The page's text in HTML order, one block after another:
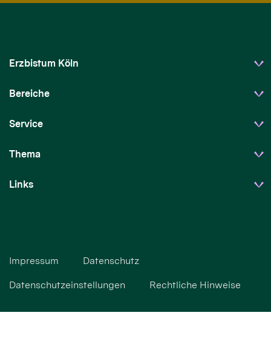
Erzbistum Köln
Bereiche
Service
Thema
Links
Impressum Datenschutz
Datenschutzeinstellungen Rechtliche Hinweise